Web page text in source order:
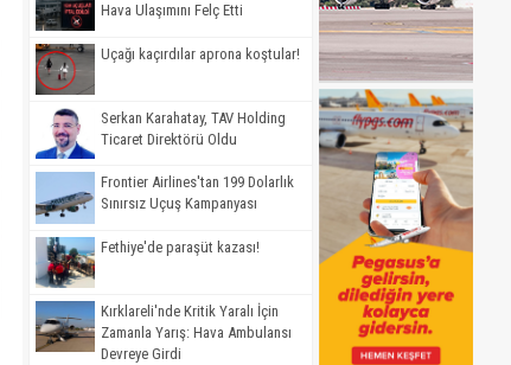
Hava Ulaşımını Felç Etti
Uçağı kaçırdılar aprona koştular!
Serkan Karahatay, TAV Holding
Ticaret Direktörü Oldu
Frontier Airlines'tan 199 Dolarlık
Sınırsız Uçuş Kampanyası
Fethiye'de paraşüt kazası!
Kırklareli'nde Kritik Yaralı İçin
Zamanla Yarış: Hava Ambulansı
Devreye Girdi